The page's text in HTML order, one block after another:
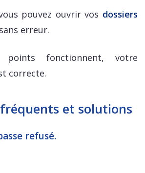
pouvez ouvrir vos dossiers
sans erreur.
fonctionnent, votre
correcte.
et solutions
refusé.